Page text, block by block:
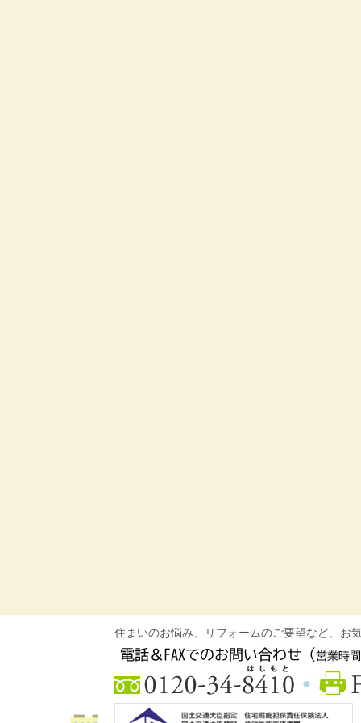
住まいのお悩み、リフォームのご要望など、お